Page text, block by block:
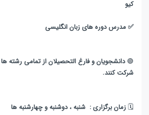
کیو
✅ مدرس دوره های زبان انگلیسی
🟢دانشجویان و فارغ التحصیلان از تمامی رشته
شرکت کنند.
🗓زمان برگزاری : شنبه ، دوشنبه و چهارشنبه ها